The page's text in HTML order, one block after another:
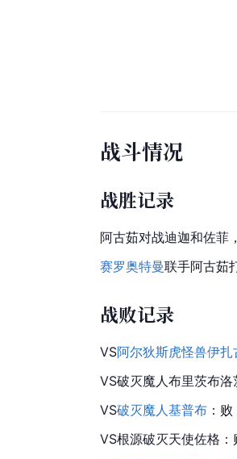
战斗情况
战胜记录
阿古茹对战迪迦和佐菲
赛罗奥特曼联手阿古茹
战败记录
VS阿尔狄斯虎怪兽伊扎
VS破灭魔人布里茨布
VS破灭魔人基普布 ：
VS根源破灭天使佐格